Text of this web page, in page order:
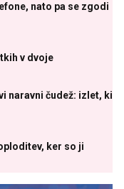
nato pa se zgodi
v dvoje
naravni čudež: izlet, ki
ker so ji